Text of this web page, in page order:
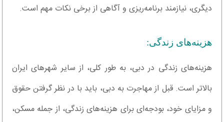
دیگری، نیازمند برنامه‌ریزی و آگاهی از برخی نکات مهم است.
هزینه‌های زندگی:
هزینه‌های زندگی در دبی، به طور کلی، از سایر شهرهای ایران
بالاتر است. قبل از مهاجرت به دبی، باید با در نظر گرفتن حقوق
و مزایای خود، بودجه‌ای برای هزینه‌های زندگی، از جمله مسکن،